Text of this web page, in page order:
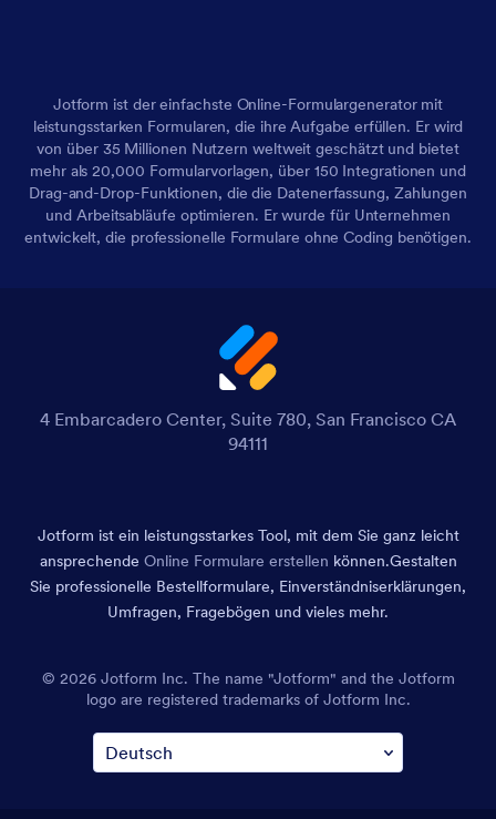
Jotform ist der einfachste Online-Formulargenerator mit
leistungsstarken Formularen, die ihre Aufgabe erfüllen. Er wird
von über 35 Millionen Nutzern weltweit geschätzt und bietet
mehr als 20,000 Formularvorlagen, über 150 Integrationen und
Drag-and-Drop-Funktionen, die die Datenerfassung, Zahlungen
und Arbeitsabläufe optimieren. Er wurde für Unternehmen
entwickelt, die professionelle Formulare ohne Coding benötigen.
4 Embarcadero Center, Suite 780, San Francisco CA
94111
Jotform ist ein leistungsstarkes Tool, mit dem Sie ganz leicht
ansprechende Online Formulare erstellen können.Gestalten
Sie professionelle Bestellformulare, Einverständniserklärungen,
Umfragen, Fragebögen und vieles mehr.
© 2026 Jotform Inc. The name "Jotform" and the Jotform
logo are registered trademarks of Jotform Inc.